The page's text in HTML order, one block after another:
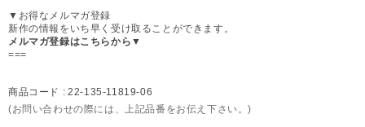
▼お得なメルマガ登録
新作の情報をいち早く受け取ることができます。
メルマガ登録はこちらから▼
===
商品コード : 22-135-11819-06
(お問い合わせの際には、上記品番をお伝え下さい。)